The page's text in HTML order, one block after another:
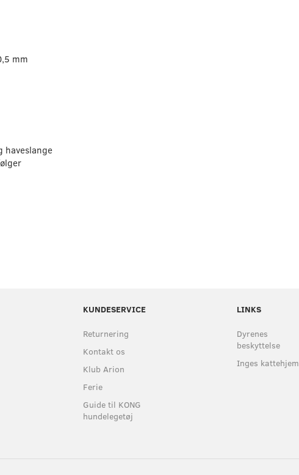
mm
haveslange
KUNDESERVICE
Returnering
Kontakt os
Klub Arion
Ferie
Guide til KONG
hundelegetøj
LINKS
Dyrenes
beskyttelse
Inges kattehjem